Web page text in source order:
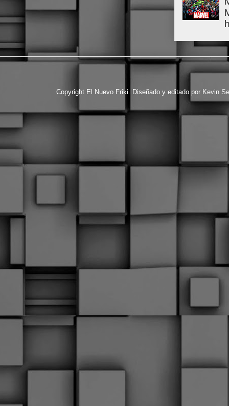
Copyright El Nuevo Friki. Diseñado y editado por Kevin